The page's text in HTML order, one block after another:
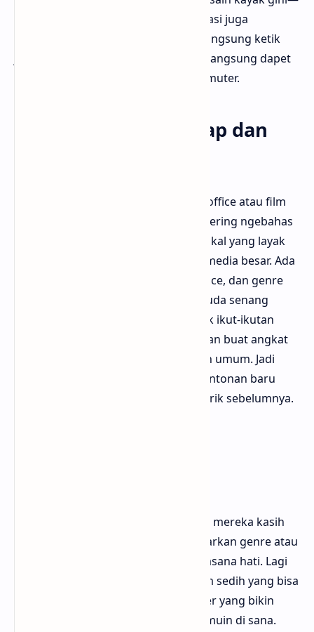
gak norak, tapi tetap menarik. Navigasi juga
gampang, cukup klik kategori atau langsung ketik
judul film di kolom pencarian, kamu langsung dapet
review yang kamu cari tanpa muter-muter.
Kategori Film Lengkap dan
Ngefilm.id gak cuma bahas film box office atau film
yang lagi trending aja. Mereka juga sering ngebahas
film underrated, indie, bahkan film lokal yang layak
banget ditonton tapi jarang disorot media besar. Ada
kategori horor, drama, action, romance, dan genre
lain yang gampang dicari. Bloggermuda senang
karena ini bukti bahwa ngefilm.id gak ikut-ikutan
arus, tapi punya selera dan keberanian buat angkat
film yang kadang dilewatin penonton umum. Jadi
kamu bisa dapet banyak referensi tontonan baru
yang mungkin belum pernah kamu lirik sebelumnya.
Yang unik dari ngefilm.id adalah cara mereka kasih
rekomendasi film. Gak cuma berdasarkan genre atau
tahun rilis, tapi juga berdasarkan suasana hati. Lagi
pengen nonton yang lucu? Butuh film sedih yang bisa
bikin nangis? Atau lagi cari film thriller yang bikin
deg-degan? Semuanya bisa kamu temuin di sana.